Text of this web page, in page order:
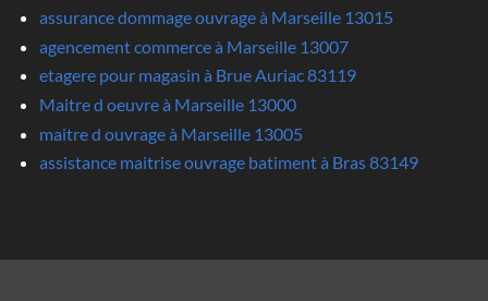
assurance dommage ouvrage à Marseille 13015
agencement commerce à Marseille 13007
etagere pour magasin à Brue Auriac 83119
Maitre d oeuvre à Marseille 13000
maitre d ouvrage à Marseille 13005
assistance maitrise ouvrage batiment à Bras 83149